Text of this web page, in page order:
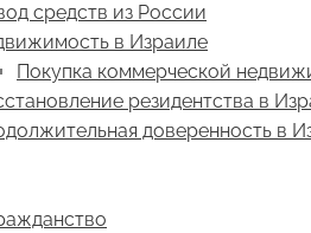
средств из России
в Израиле
Покупка коммерческой
резидентства в
доверенность в